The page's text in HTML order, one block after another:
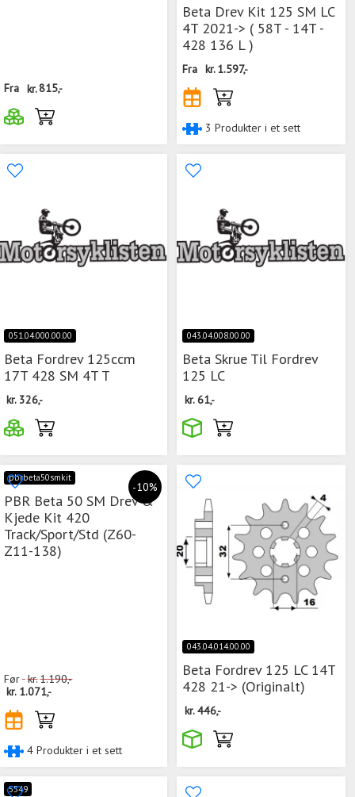
Fra kr.815,-
Beta Drev Kit 125 SM LC
4T 2021-> ( 58T - 14T -
428 136 L )
Fra kr.1.597,-
3 Produkter i et sett
051.04.000.00.00
Beta Fordrev 125ccm
17T 428 SM 4T T
kr. 326,-
043.04.008.00.00
Beta Skrue Til Fordrev
125 LC
kr.61,-
-10%
pbrbeta50smkit
PBR Beta 50 SM Drev &
Kjede Kit 420
Track/Sport/Std (Z60-
Z11-138)
Før kr.1.190,-
kr. 1.071,-
4 Produkter i et sett
043.04.014.00.00
Beta Fordrev 125 LC 14T
428 21-> (Originalt)
kr.446,-
5549